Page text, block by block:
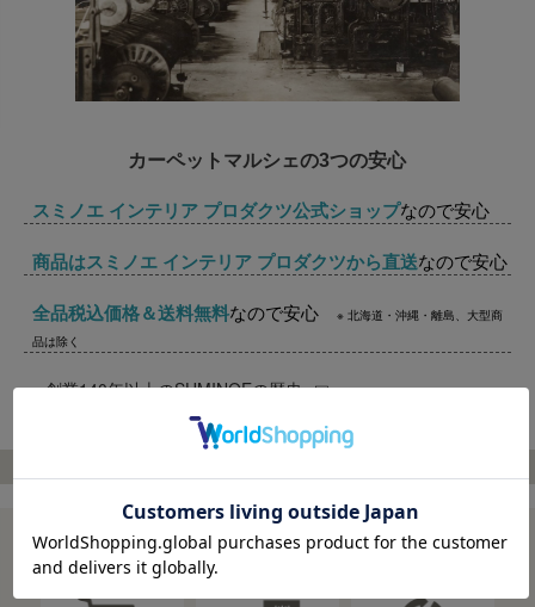
カーペットマルシェの3つの安心
スミノエ インテリア プロダクツ公式ショップなので安心
商品はスミノエ インテリア プロダクツから直送なので安心
全品税込価格＆送料無料なので安心※ 北海道・沖縄・離島、大型商
品は除く
→創業140年以上のSUMINOEの歴史
ショッピングガイド